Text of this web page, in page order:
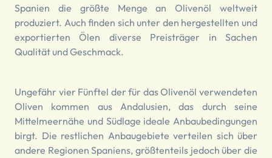
Spanien die größte Menge an Olivenöl weltweit
produziert. Auch finden sich unter den hergestellten und
exportierten Ölen diverse Preisträger in Sachen
Qualität und Geschmack.
Ungefähr vier Fünftel der für das Olivenöl verwendeten
Oliven kommen aus Andalusien, das durch seine
Mittelmeernähe und Südlage ideale Anbaubedingungen
birgt. Die restlichen Anbaugebiete verteilen sich über
andere Regionen Spaniens, größtenteils jedoch über die